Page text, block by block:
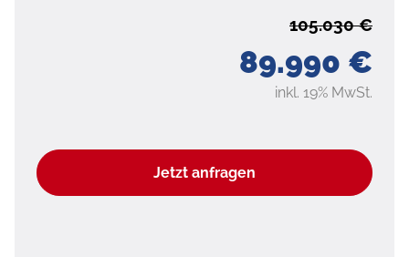
89.990 €
105.030 €
inkl. 19% MwSt.
Jetzt anfragen